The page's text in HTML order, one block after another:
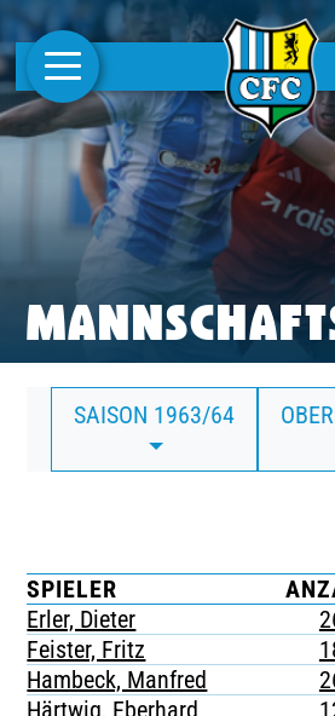
AKTUELLES
1. MANNSCHAFT
FRAUEN
CAMPUS
CLUB
CLUBMITGLIEDSCHAFT
BUSINESS
TICKETING
SAISON 1963/64
SPIELER
Erler, Dieter
Feister, Fritz
Hambeck, Manfred
Härtwig, Eberhard